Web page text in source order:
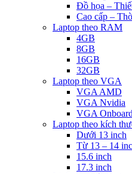
Đồ họa –
Cao cấp –
Laptop theo RAM
4GB
8GB
16GB
32GB
Laptop theo VGA
VGA AMD
VGA Nvidia
VGA Onboard
Laptop theo kích
Dưới 13 inch
Từ 13 – 14
15.6 inch
17.3 inch